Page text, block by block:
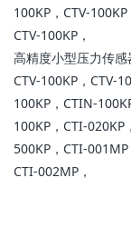
100KP，CTV-
CTV-100KP，
高精度小型压力传感
CTV-100KP，CTV-
100KP，CTIN-
100KP，CTI-020KP
500KP，CTI-001MP
CTI-002MP，